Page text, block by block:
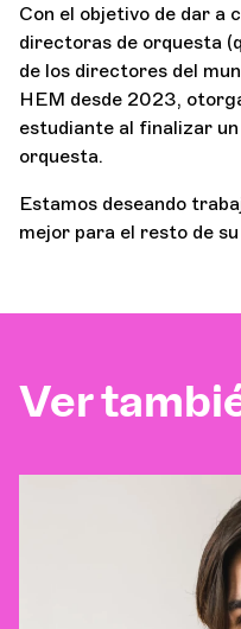
Con el objetivo de dar a
directoras de orquesta
de los directores del
HEM desde 2023,
estudiante al finalizar
orquesta.
Estamos deseando
mejor para el resto de
Ver